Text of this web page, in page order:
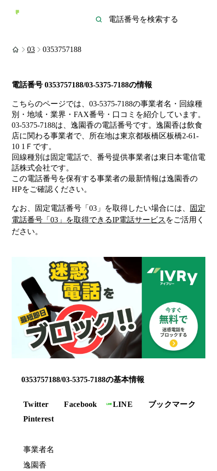
03 0353757188
電話番号 0353757188/03-5375-7188の情報
こちらのページでは、 03-5375-7188の事業者名・回線種
別・地域・業界・FAX番号・口コミを紹介しています。
03-5375-7188は、 逸園香の電話番号です。 逸園香は飲食
店に関わる事業者で、所在地は東京都板橋区板橋2-61-
10 1Ｆ です。
回線種別は固定電話で、番号提供事業者は東日本電信電
話株式会社です。
この電話番号を保有する事業者の最新情報は逸園香の
HPをご確認ください。
なお、固定電話番号「 03 」を取得したい場合には、
固定
電話番号「 03 」を取得できるIP電話サービス をご活用く
ださい。
0353757188/03-5375-7188の基本情報
Twitter Facebook LINE
ブックマーク
Pinterest
事業者名
逸園香